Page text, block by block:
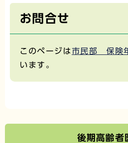
お問合せ
このページは市民部 保険
います。
後期高齢者